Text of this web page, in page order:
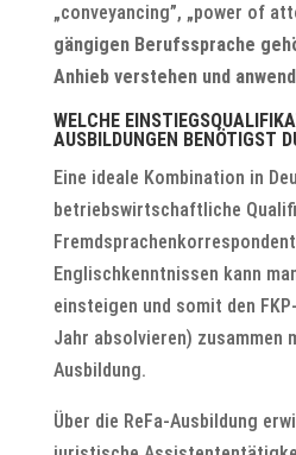
„conveyancing”, „power of
gängigen Berufssprache
Anhieb verstehen und
WELCHE
AUSBILDUNGEN BENÖTIGST
Eine ideale Kombination in
betriebswirtschaftliche
Englischkenntnissen kann
einsteigen und somit den
Jahr absolvieren) zusammen
Ausbildung.
Über die ReFa-Ausbildung